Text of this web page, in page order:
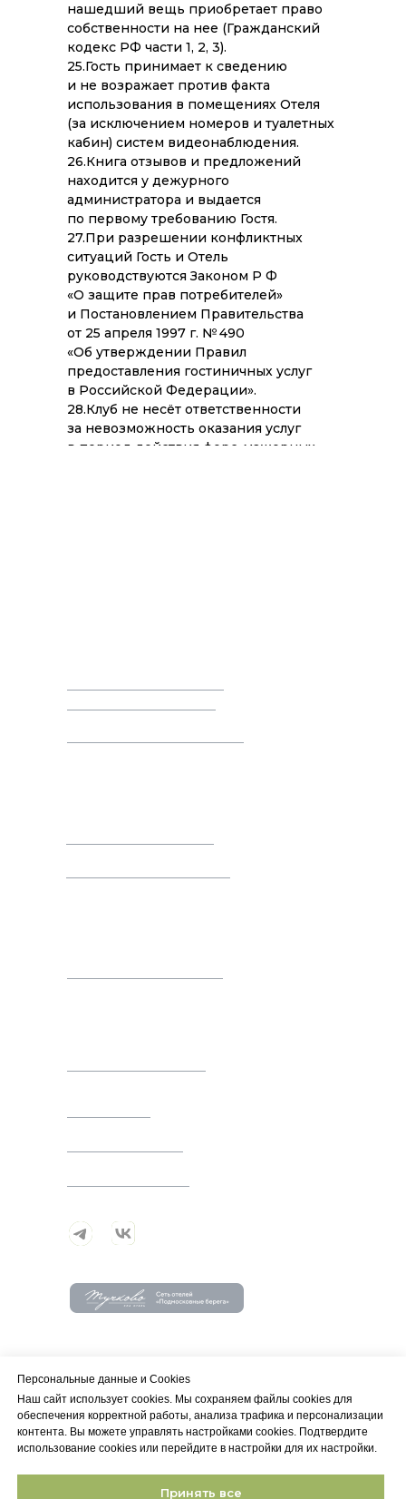
нашедший вещь приобретает право
собственности на нее (Гражданский
кодекс РФ части 1, 2, 3).
25.Гость принимает к сведению
и не возражает против факта
использования в помещениях Отеля
(за исключением номеров и туалетных
кабин) систем видеонаблюдения.
26.Книга отзывов и предложений
находится у дежурного
администратора и выдается
по первому требованию Гостя.
27.При разрешении конфликтных
ситуаций Гость и Отель
руководствуются Законом Р Ф
«О защите прав потребителей»
и Постановлением Правительства
от 25 апреля 1997 г. № 490
«Об утверждении Правил
предоставления гостиничных услуг
в Российской Федерации».
28.Клуб не несёт ответственности
за невозможность оказания услуг
в период действия форс-мажорных
д. Медвежьи Озера, ул. Берег
озера, д. 1
ПРОЛОЖИТЬ МАРШРУТ
Персональные данные и Сookies
Наш сайт использует cookies. Мы сохраняем файлы cookies для
обеспечения корректной работы, анализа трафика и персонализации
контента. Вы можете управлять настройками cookies. Подтвердите
использование cookies или перейдите в настройки для их настройки.
Принять все